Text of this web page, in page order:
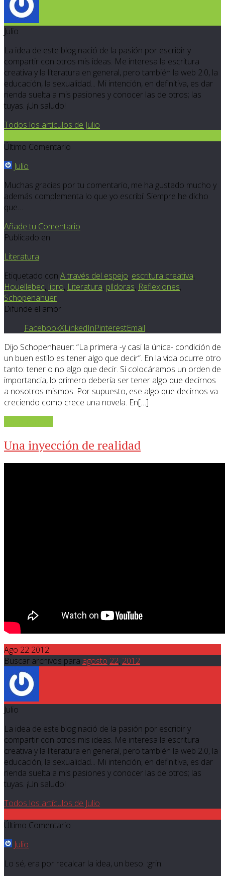
Julio
La idea de este blog nació de la pasión por escribir y
compartir con otros mis ideas. Me interesa la escritura
creativa y la literatura en general, pero también la web 2.0, la
educación, la sexualidad... Mi intención, en definitiva, es dar
rienda suelta a mis pasiones y conocer las de otros; las
tuyas. ¡Un saludo!
Todos los artículos de Julio
Último Comentario
Julio
Muchas gracias por tu comentario, me ha gustado mucho y
además complementa lo que yo escribí. Siempre he dicho
que…
Añade tu Comentario
Publicado en
Literatura
Etiquetado con A través del espejo, escritura creativa,
Houellebec, libro, Literatura, píldoras, Reflexiones,
Schopenahuer
Difunde el amor
FacebookXLinkedInPinterestEmail
Dijo Schopenhauer: “La primera -y casi la única- condición de
un buen estilo es tener algo que decir”. En la vida ocurre otro
tanto: tener o no algo que decir. Si colocáramos un orden de
importancia, lo primero debería ser tener algo que decirnos
a nosotros mismos. Por supuesto, ese algo que decirnos va
creciendo como crece una novela. En[…]
Una inyección de realidad
Ago 22 2012
Buscar archivos para agosto 22, 2012
Julio
La idea de este blog nació de la pasión por escribir y
compartir con otros mis ideas. Me interesa la escritura
creativa y la literatura en general, pero también la web 2.0, la
educación, la sexualidad... Mi intención, en definitiva, es dar
rienda suelta a mis pasiones y conocer las de otros; las
tuyas. ¡Un saludo!
Todos los artículos de Julio
Último Comentario
Julio
Lo sé, era por recalcar la idea, un beso. :grin: